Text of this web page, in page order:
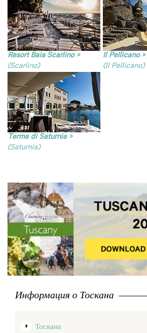
Resort Baia Scarlino >
(Scarlino)
Il Pellicano >
(Il Pellicano)
Terme di Saturnia >
(Saturnia)
Информация о Тоскана
Тоскана